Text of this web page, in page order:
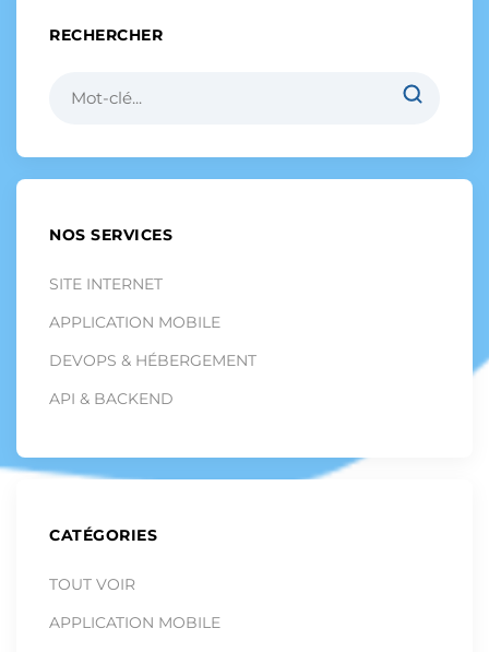
RECHERCHER
NOS SERVICES
SITE INTERNET
APPLICATION MOBILE
DEVOPS & HÉBERGEMENT
API & BACKEND
CATÉGORIES
TOUT VOIR
APPLICATION MOBILE